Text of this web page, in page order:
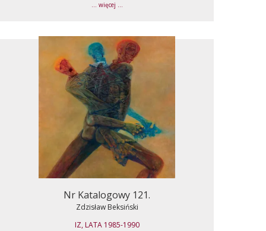
... więcej ...
Nr Katalogowy 121.
Zdzisław Beksiński
IZ, LATA 1985-1990